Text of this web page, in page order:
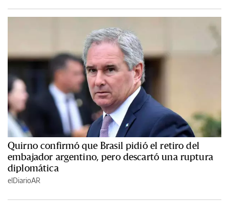
Quirno confirmó que Brasil pidió el retiro del
embajador argentino, pero descartó una ruptura
diplomática
elDiarioAR